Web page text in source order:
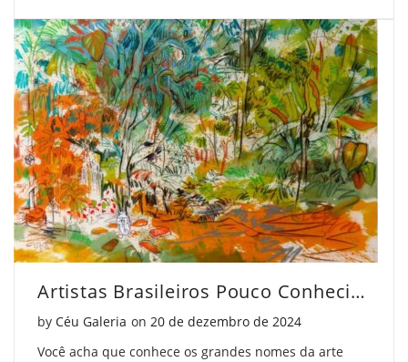
Artistas Brasileiros Pouco Conhecidos Que Você Deve Conhecer
by Céu Galeria on Posted on
20 de dezembro de 2024
Você acha que conhece os grandes nomes da arte